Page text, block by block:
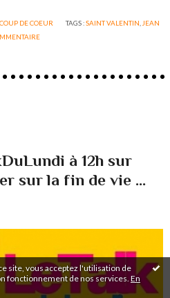
site, vous acceptez l'utilisation de
fonctionnement de nos services. En
COUP DE COEUR TAGS :SAINT VALENTIN JEAN
à 12h sur
sur la fin de vie ...